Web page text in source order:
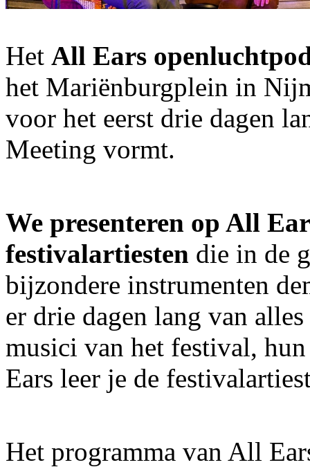
Het All Ears
het Mariënburgplein in
voor het eerst drie dagen
Meeting vormt.
We presenteren op All
festivalartiesten die in de
bijzondere instrumenten
er drie dagen lang van
musici van het festival,
Ears leer je de
Het programma van All